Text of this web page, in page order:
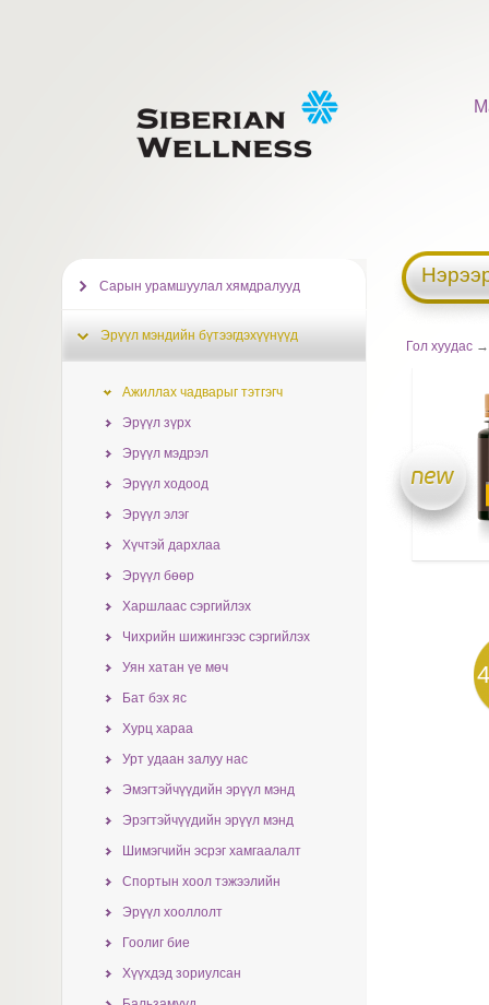
Гол хуудас
Сарын урамшуулал хямдралууд
Эрүүл мэндийн бүтээгдэхүүнүүд
Ажиллах чадварыг тэтгэгч
Эрүүл зүрх
Эрүүл мэдрэл
Эрүүл ходоод
Эрүүл элэг
Хүчтэй дархлаа
Эрүүл бөөр
Харшлаас сэргийлэх
Чихрийн шижингээс сэргийлэх
Уян хатан үе мөч
Бат бэх яс
Хурц хараа
Урт удаан залуу нас
Эмэгтэйчүүдийн эрүүл мэнд
Эрэгтэйчүүдийн эрүүл мэнд
Шимэгчийн эсрэг хамгаалалт
Спортын хоол тэжээлийн
Эрүүл хооллолт
Гоолиг бие
Хүүхдэд зориулсан